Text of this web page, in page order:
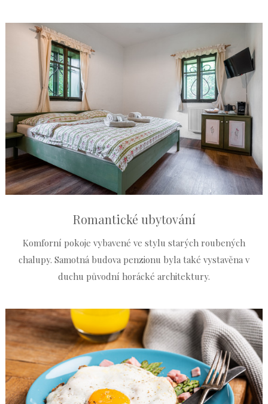
Romantické ubytování
Komforní pokoje vybavené ve stylu starých roubených
chalupy. Samotná budova penzionu byla také vystavěna v
duchu původní horácké architektury.